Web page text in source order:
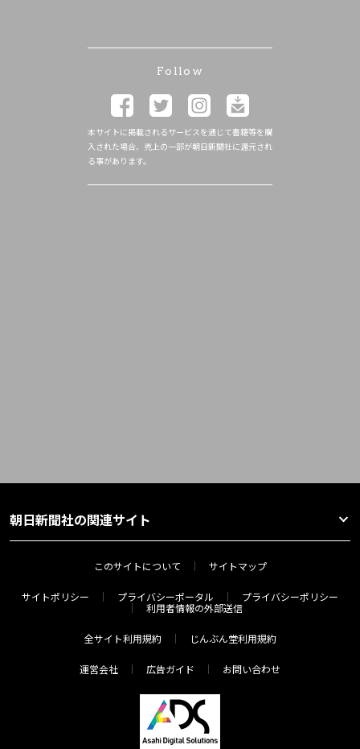
Follow
本サイトに掲載されるサービスを通じて書籍等を購
入された場合、売上の一部が朝日新聞社に還元され
る事があります。
朝日新聞社の関連サイト
このサイトについて サイトマップ
サイトポリシー プライバシーポータル
プライバシーポリシー
利用者情報の外部送信
全サイト利用規約 じんぶん堂利用規約
運営会社 広告ガイド お問い合わせ